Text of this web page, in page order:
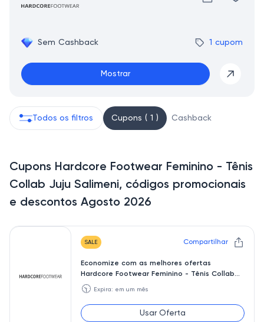
Sem Cashback 1 cupom
Mostrar
Todos os filtros Cupons ( 1 ) Cashback
Cupons Hardcore Footwear Feminino - Tênis
Collab Juju Salimeni, códigos promocionais
e descontos Agosto 2026
SALE Compartilhar
Economize com as melhores ofertas
Hardcore Footwear Feminino - Tênis Collab
Juju Salimeni
🕥 Expira: em um mês
Usar Oferta